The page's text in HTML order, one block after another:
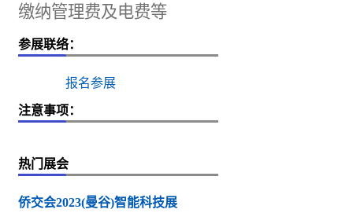
缴纳管理费及电费等
参展联络：
报名参展
注意事项：
热门展会
侨交会2023(曼谷)智能科技展